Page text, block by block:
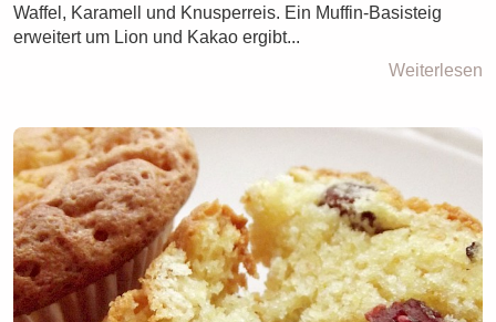
Waffel, Karamell und Knusperreis. Ein Muffin-Basisteig
erweitert um Lion und Kakao ergibt...
Weiterlesen